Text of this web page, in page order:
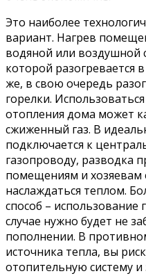
Это наиболее
вариант. Нагрев
водяной или воздушной
которой разогревается
же, в свою очередь
горелки.
отопления дома может
сжиженный газ. В
подключается к
газопроводу, разводка
помещениям и хозяевам
наслаждаться теплом.
способ – использование
случае нужно будет не
пополнении. В
источника тепла, вы
отопительную систему и